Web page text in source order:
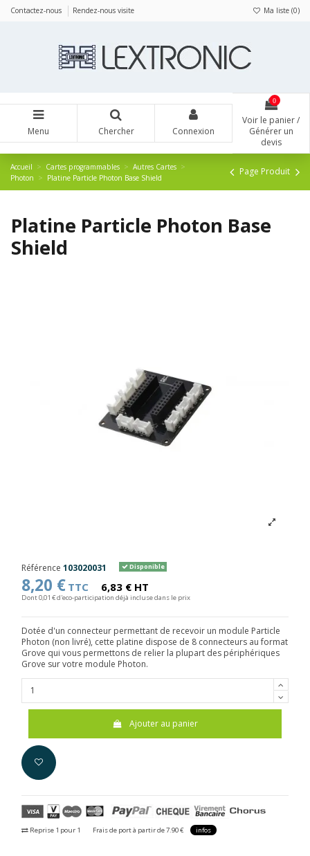
Contactez-nous Rendez-nous visite Ma liste (0)
Menu Chercher Connexion
0
Voir le panier /
Générer un
devis
Accueil Cartes programmables
Autres Cartes
Photon
Platine Particle Photon Base Shield
Page Produit
Platine Particle Photon Base
Shield
Référence 103020031 Disponible
8,20 € TTC 6,83 € HT
Dont 0,01 € d'eco-participation déjà incluse dans le prix
Dotée d'un connecteur permettant de recevoir un module Particle
Photon (non livré), cette platine dispose de 8 connecteurs au format
Grove qui vous permettons de relier la plupart des périphériques
Grove sur votre module Photon.
Ajouter au panier
Reprise 1 pour 1 Frais de port à partir de 7.90 € infos
Panneau de gestion des cookies